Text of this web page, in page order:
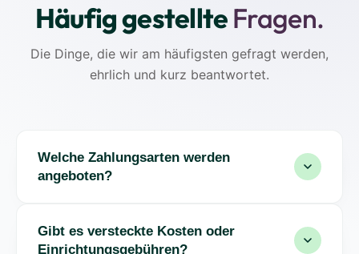
Häufig gestellteFragen.
Die Dinge, die wir am häufigsten gefragt werden,
ehrlich und kurz beantwortet.
Welche Zahlungsarten werden
angeboten?
Gibt es versteckte Kosten oder
Einrichtungsgebühren?